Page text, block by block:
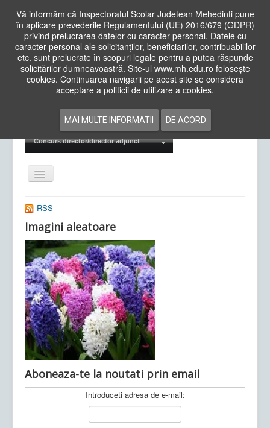
Vă informăm că Inspectoratul Scolar Judetean Mehedinti pune
în aplicare prevederile Regulamentului (UE) 2016/679 (GDPR)
privind prelucrarea datelor cu caracter personal. Datele cu
caracter personal ale solicitanților, beneficiarilor, contribuabililor
etc. sunt prelucrate în scopuri legale pentru a putea răspunde
solicitărilor dumneavoastră. Site-ul www.mh.edu.ro folosește
cookies. Continuarea navigarii pe acest site se considera
acceptare a politicii de utilizare a cookies.
MAI MULTE INFORMATII DE ACORD
Cauta
in
siteAcasa Cadre Didactice
Examene Naționale
Concurs director/director adjunct
Comută
navigarea
Ultimele articole: Vi, 04.11.2022 -
Județean Mehedinți
RSS
Imagini aleatoare
Aboneaza-te la noutati prin email
Introduceti adresa de e-mail: